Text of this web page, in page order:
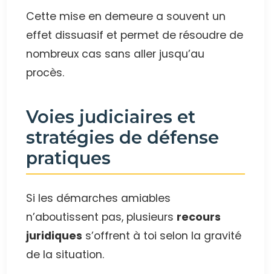
Cette mise en demeure a souvent un
effet dissuasif et permet de résoudre de
nombreux cas sans aller jusqu’au
procès.
Voies judiciaires et
stratégies de défense
pratiques
Si les démarches amiables
n’aboutissent pas, plusieurs recours
juridiques s’offrent à toi selon la gravité
de la situation.